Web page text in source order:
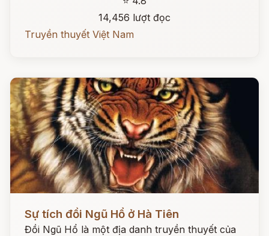
14,456 lượt đọc
Truyền thuyết Việt Nam
Sự tích đồi Ngũ Hổ ở Hà Tiên
Đồi Ngũ Hổ là một địa danh truyền thuyết của